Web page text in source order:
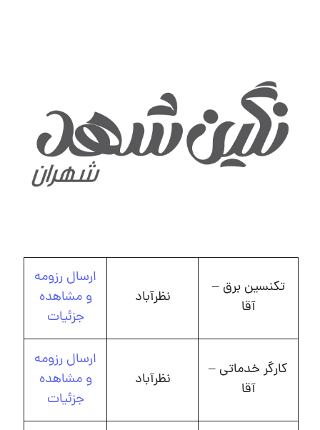
تکنسین برق –
آقا
نظرآباد
ارسال رزومه
و مشاهده
جزئیات
کارگر خدماتی –
آقا
نظرآباد
ارسال رزومه
و مشاهده
جزئیات